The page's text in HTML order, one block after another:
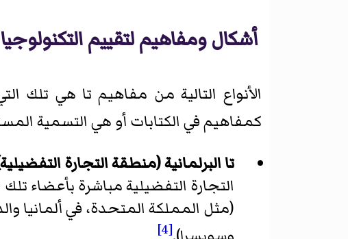
أشكال ومفاهيم لتقييم التكنولوجيا
الأنواع التالية من مفاهيم تا هي
كمفاهيم في الكتابات أو هي التسمية
تا البرلمانية (منطقة التجارة
التجارة التفضيلية مباشرة بأعضاء
(مثل المملكة المتحدة، في ألمانيا
[4]